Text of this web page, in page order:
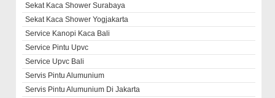
Sekat Kaca Shower Surabaya
Sekat Kaca Shower Yogjakarta
Service Kanopi Kaca Bali
Service Pintu Upvc
Service Upvc Bali
Servis Pintu Alumunium
Servis Pintu Alumunium Di Jakarta